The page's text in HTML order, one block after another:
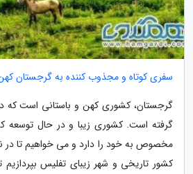
سفری کوتاه و مجذوب کننده به گرجستان
گرجستان، کشوری کهن و باستانی است که در
گرفته است. کشوری زیبا و در حال توسعه
مخصوص به خود را دارد و می خواهیم تا در
کشور تاریخی و شهر زیبای تفلیس بپردازیم